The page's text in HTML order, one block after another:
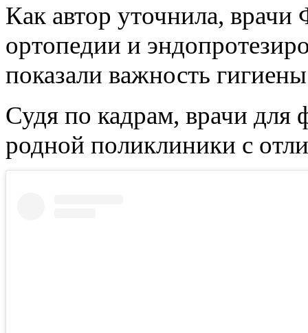
Как автор уточнила, врачи
ортопедии и
показали важность
Судя по кадрам, врачи для
родной поликлиники с